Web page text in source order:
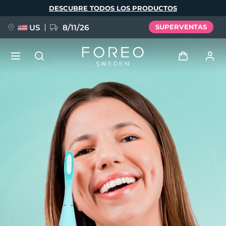
DESCUBRE TODOS LOS PRODUCTOS
US 8/11/26 SUPERVENTAS
Perfil de usuario
Mis dispositivos
Mis pedidos
Mis direcciones
Mis suscripciones
FAQ™ Pure Beauty-Tech Elixir
BREAKING NEWS
issa™ Teeth Whitening Set
Deutsch
Español
Français
Italiano
Português
Svenska
Русский
简体中文 繁體中文